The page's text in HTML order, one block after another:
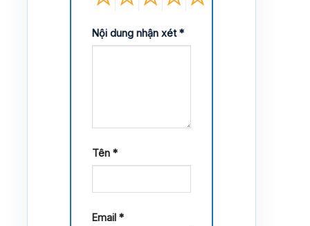
Nội dung nhận xét*
Tên *
Email *